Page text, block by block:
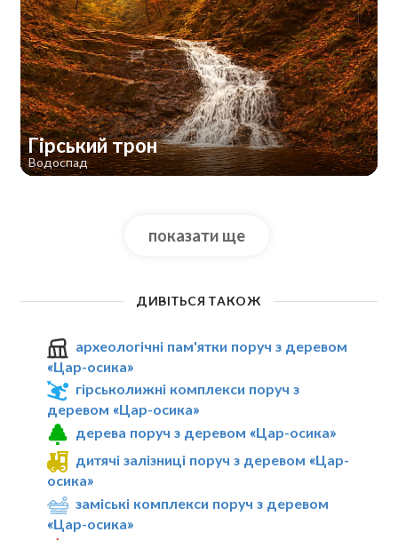
Гірський трон
Водоспад
показати ще
ДИВІТЬСЯ ТАКОЖ
археологічні пам'ятки поруч з деревом
«Цар-осика»
гірськолижні комплекси поруч з
деревом «Цар-осика»
дерева поруч з деревом «Цар-осика»
дитячі залізниці поруч з деревом «Цар-
осика»
заміські комплекси поруч з деревом
«Цар-осика»